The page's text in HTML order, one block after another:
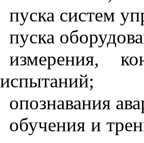
пуска систем
пуска
измерения,
испытаний;
опознавания
обучения и